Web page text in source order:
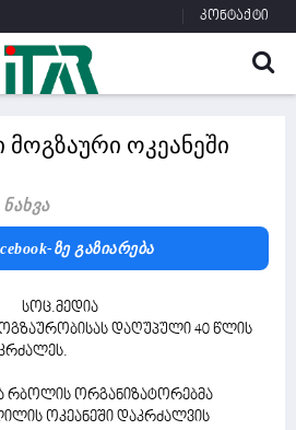
კონტაქტი
ოკეანეში
Ნახვა
Ზე Გაზიარება
დაღუპული 40 წლის
ორგანიზატორებმა
ოკეანეში დაკრძალვის